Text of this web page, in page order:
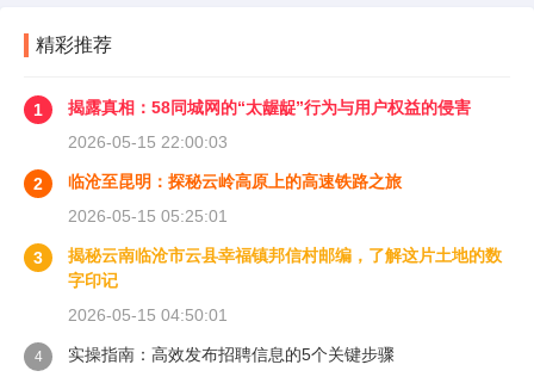
精彩推荐
1
揭露真相：58同城网的“太龌龊”行为与用户权益的侵害
2026-05-15 22:00:03
2
临沧至昆明：探秘云岭高原上的高速铁路之旅
2026-05-15 05:25:01
3
揭秘云南临沧市云县幸福镇邦信村邮编，了解这片土地的数
字印记
2026-05-15 04:50:01
4
实操指南：高效发布招聘信息的5个关键步骤